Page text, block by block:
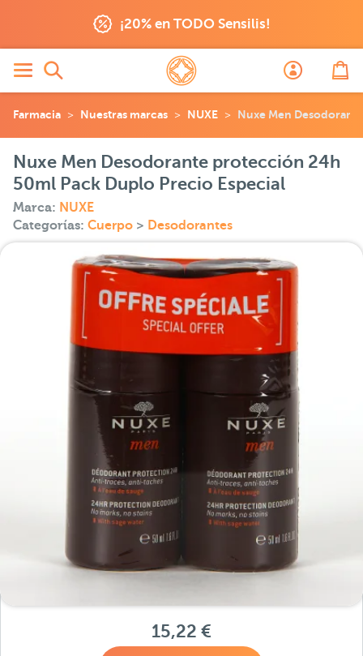
¡20% en TODO Sensilis!
Farmacia Nuestras marcas NUXE Nuxe Men
Nuxe Men Desodorante protección 24h
50ml Pack Duplo Precio Especial
Marca: NUXE
Categorías: Cuerpo > Desodorantes
15,22 €